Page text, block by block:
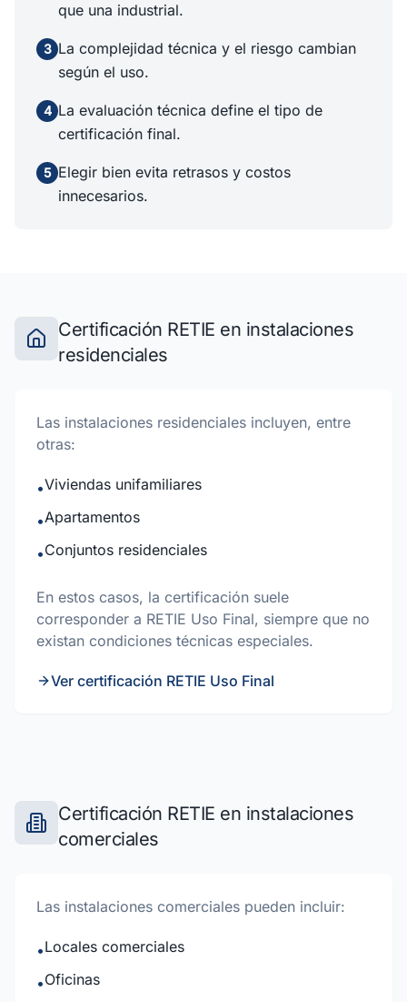
que una industrial.
3 La complejidad técnica y el riesgo cambian
según el uso.
4 La evaluación técnica define el tipo de
certificación final.
5 Elegir bien evita retrasos y costos
innecesarios.
Certificación RETIE en instalaciones
residenciales
Las instalaciones residenciales incluyen, entre
otras:
•Viviendas unifamiliares
•Apartamentos
•Conjuntos residenciales
En estos casos, la certificación suele
corresponder a RETIE Uso Final, siempre que no
existan condiciones técnicas especiales.
Ver certificación RETIE Uso Final
Certificación RETIE en instalaciones
comerciales
Las instalaciones comerciales pueden incluir:
•Locales comerciales
•Oficinas